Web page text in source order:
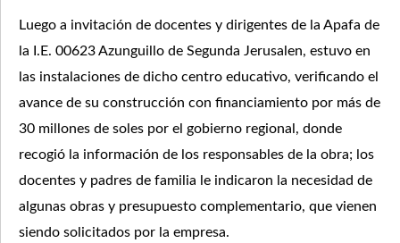
Luego a invitación de docentes y dirigentes de la Apafa de
la I.E. 00623 Azunguillo de Segunda Jerusalen, estuvo en
las instalaciones de dicho centro educativo, verificando el
avance de su construcción con financiamiento por más de
30 millones de soles por el gobierno regional, donde
recogió la información de los responsables de la obra; los
docentes y padres de familia le indicaron la necesidad de
algunas obras y presupuesto complementario, que vienen
siendo solicitados por la empresa.